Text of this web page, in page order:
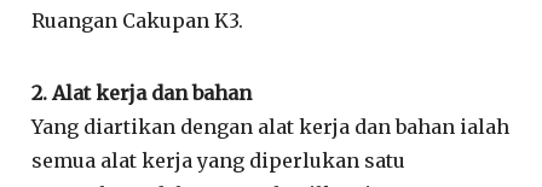
Ruangan Cakupan K3.
2. Alat kerja dan bahan
Yang diartikan dengan alat kerja dan bahan ialah
semua alat kerja yang diperlukan satu